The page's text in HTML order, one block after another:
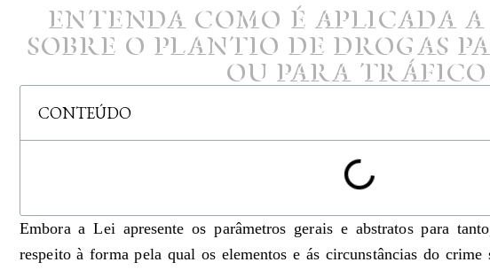
ENTENDA COMO É APLICADA A
SOBRE O PLANTIO DE DROGAS
OU PARA TRÁFICO
CONTEÚDO
Embora a Lei apresente os parâmetros gerais e abstratos para
respeito à forma pela qual os elementos e ás circunstâncias do crime